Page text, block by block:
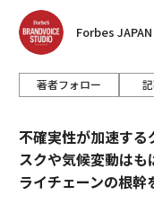
Forbes
著者フォロー
不確実性が加速する
スクや気候変動は
ライチェーンの根幹